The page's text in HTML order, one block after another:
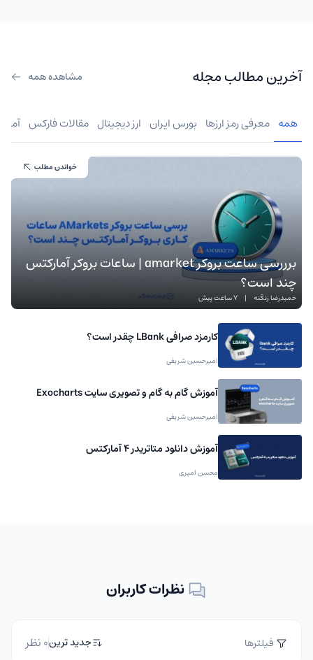
آخرین مطالب مجله مشاهده همه
همه معرفی رمز ارزها بورس ایران ارز دیجیتال مقالات فارکس
برررسی ساعت بروکر amarket | ساعات بروکر آمارکتس
چند است؟
حمیدرضا زنگنه | 7 ساعت پیش
خواندن مطلب
کارمزد صرافی LBank چقدر است؟
امیرحسین شریفی
آموزش گام به گام و تصویری سایت Exocharts
امیرحسین شریفی
آموزش دانلود متاتریدر 4 آمارکتس
محسن امیری
نظرات کاربران
فیلترها جدید ترین0 نظر